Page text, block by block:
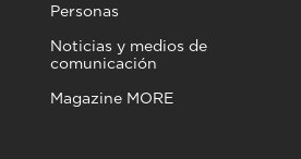
Personas
Noticias y medios de
comunicación
Magazine MORE